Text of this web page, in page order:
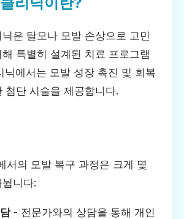
은 탈모나 모발 손상으로 고민
특별히 설계된 치료 프로그램
닉에서는 모발 성장 촉진 및 회복
첨단 시술을 제공합니다.
서의 모발 복구 과정은 크게 몇
니다:
- 전문가와의 상담을 통해 개인